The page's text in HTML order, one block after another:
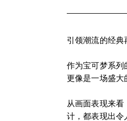
引领潮流的经
作为宝可梦系列
更像是一场盛大
从画面表现来
计，都表现出令